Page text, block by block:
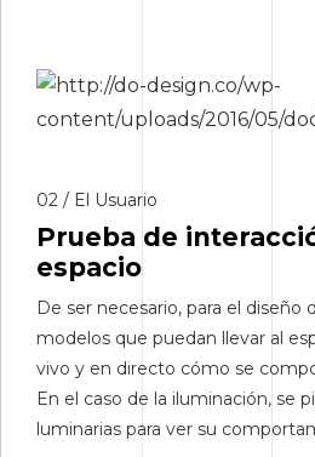
02 / El Usuario
Prueba de
espacio
De ser necesario, para el diseño
modelos que puedan llevar al
vivo y en directo cómo se
En el caso de la iluminación, se
luminarias para ver su